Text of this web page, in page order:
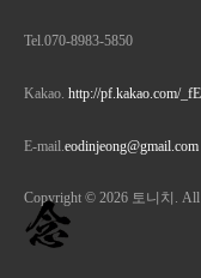
Tel.070-8983-5850
Kakao. http://pf.kakao.com/
E-mail.eodinjeong@gmail.com
Copyright © 2026 토니치. All